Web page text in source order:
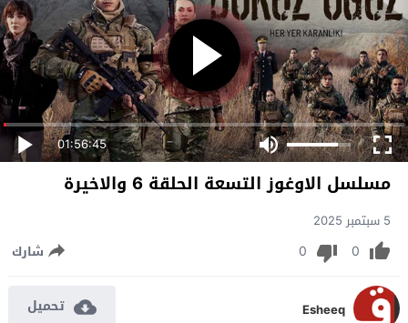
01:56:45
مسلسل الاوغوز التسعة الحلقة 6 والاخيرة
5 سبتمبر 2025
0
0 شارك
Esheeq تحميل